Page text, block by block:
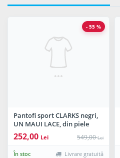
Pantofi sport CLARKS negri,
UN MAUI LACE, din piele
naturala
252,00 Lei 549,00Lei
În stoc Livrare gratuită
- 55 %